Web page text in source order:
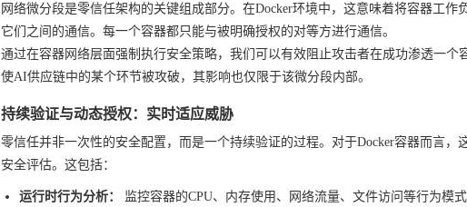
网络微分段是零信任架构的关键组成部分。在Docker环境中，这意味着将容器工
它们之间的通信。每一个容器都只能与被明确授权的对等方进行通信。
通过在容器网络层面强制执行安全策略，我们可以有效阻止攻击者在成功渗透一
使AI供应链中的某个环节被攻破，其影响也仅限于该微分段内部。
持续验证与动态授权：实时适应威胁
零信任并非一次性的安全配置，而是一个持续验证的过程。对于Docker容器而言
安全评估。这包括：
运行时行为分析：
监控容器的CPU、内存使用、网络流量、文件访问等行为模式